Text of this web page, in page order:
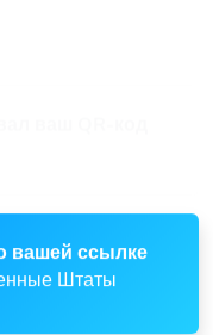
Штаты